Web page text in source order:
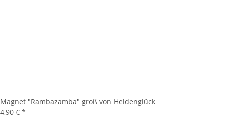
Magnet "Rambazamba" groß von Heldenglück
4,90 € *